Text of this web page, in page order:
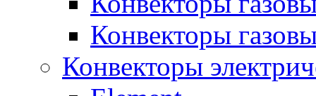
Конвекторы
Конвекторы